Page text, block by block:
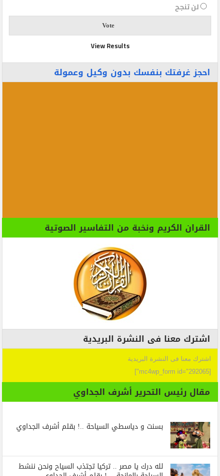
لن تنجح
View Results
احجز غرفتك بنفسك بدون وكيل وعمولة
القران الكريم ونخبة من التفاسير الصوتية
اشترك معنا فى النشرة البريدية
اشترك معنا فى النشرة البريدية
[mc4wp_form id="292065"]
مقال رئيس التحرير أشرف الجداوي
بسنت و دياسطي السياحة ..! بقلم أشرف الجداوي
لله درك يا مصر .. تركيا تجتذب السياح ونحن ننشط